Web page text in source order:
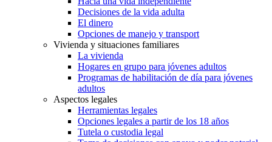
Decisiones de la vida adulta
El dinero
Opciones de manejo y transport
Vivienda y situaciones familiares
La vivienda
Hogares en grupo para jóvenes adultos
Programas de habilitación de día para jóvenes
adultos
Aspectos legales
Herramientas legales
Opciones legales a partir de los 18 años
Tutela o custodia legal